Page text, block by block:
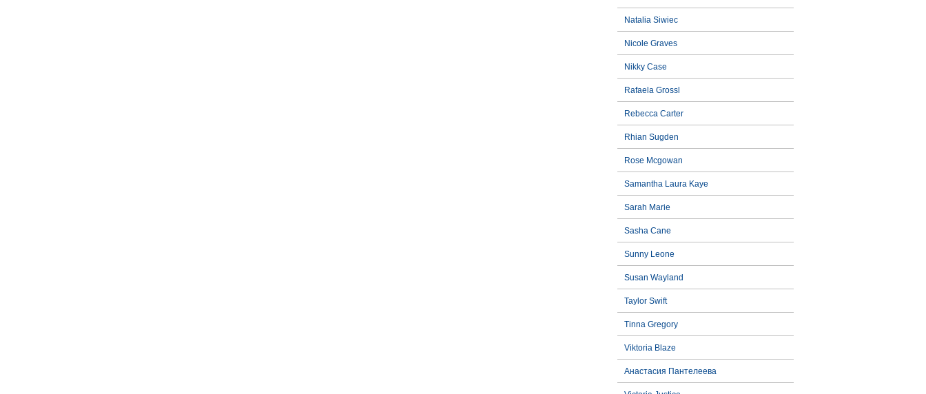
Natalia Siwiec
Nicole Graves
Nikky Case
Rafaela Grossl
Rebecca Carter
Rhian Sugden
Rose Mcgowan
Samantha Laura Kaye
Sarah Marie
Sasha Cane
Sunny Leone
Susan Wayland
Taylor Swift
Tinna Gregory
Viktoria Blaze
Анастасия Пантелеева